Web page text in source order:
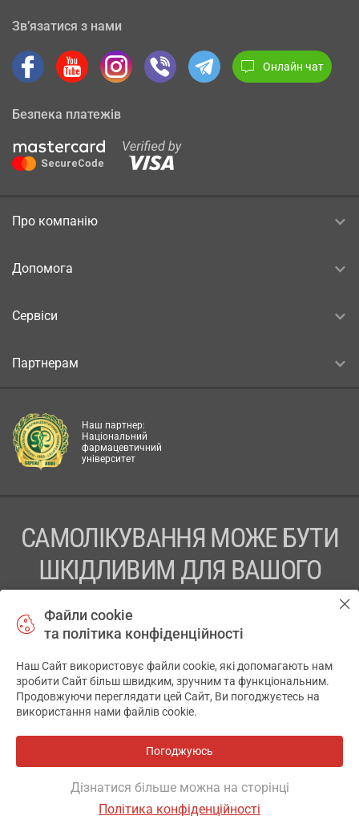
Зв’язатися з нами
Онлайн чат
Безпека платежів
Про компанію
Допомога
Сервіси
Партнерам
Наш партнер:
Національний
фармацевтичний
університет
САМОЛІКУВАННЯ МОЖЕ БУТИ
ШКІДЛИВИМ ДЛЯ ВАШОГО
ПЕРЕД ЗАСТОСУВАННЯМ ПРЕПАРАТУ ПРОКОНСУЛЬТУЙТЕСЬ
ТОВ «АПТЕКА 911.ЮА» Код ЄДРПОУ 43631965.
Відмова від відповідальності
© 2014-2026. Медична інформаційна система АПТЕКА911.ЮА
Файли cookie
та політика конфіденційності
Наш Сайт використовує файли cookie, які допомагають нам
зробити Сайт більш швидким, зручним та функціональним.
Продовжуючи переглядати цей Сайт, Ви погоджуєтесь на
використання нами файлів cookie.
Погоджуюсь
Дізнатися більше можна на сторінці
Політика конфіденційності
✕